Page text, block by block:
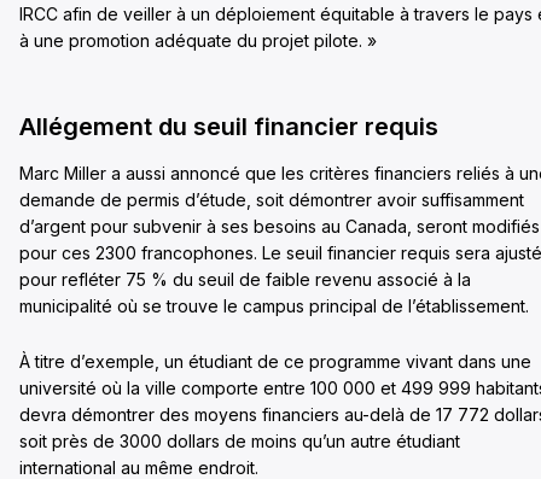
IRCC afin de veiller à un déploiement équitable à travers le pays
à une promotion adéquate du projet pilote. »
Allégement du seuil financier requis
Marc Miller a aussi annoncé que les critères financiers reliés à
demande de permis d’étude, soit démontrer avoir suffisamment
d’argent pour subvenir à ses besoins au Canada, seront modifiés
pour ces 2300 francophones. Le seuil financier requis sera ajusté
pour refléter 75 % du seuil de faible revenu associé à la
municipalité où se trouve le campus principal de l’établissement.
À titre d’exemple, un étudiant de ce programme vivant dans une
université où la ville comporte entre 100 000 et 499 999
devra démontrer des moyens financiers au-delà de 17 772
soit près de 3000 dollars de moins qu’un autre étudiant
international au même endroit.